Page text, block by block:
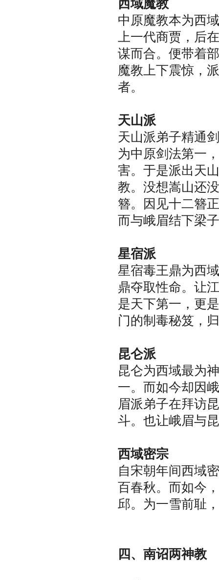
西域魔教
中原魔教本为西
上一代商贾，后
谋而合。便带着
魔教上下震惊，
者。
天山派
天山派弟子精通
为中原剑法第一
害。于是派出天
教。没想嵩山还
簪。因见十二簪
而与峨眉结下梁
星宿派
星宿毒王鼎为西
鼎夺取性命。让
是天下第一，更
门的制毒秘笈，
昆仑派
昆仑为西域最为
一。而如今却因
眉派弟子在拜访
斗。也让峨眉与
西域密宗
自宋朝年间西域
百春秋。而如今
邱。为一雪前耻
四、南诏两神教